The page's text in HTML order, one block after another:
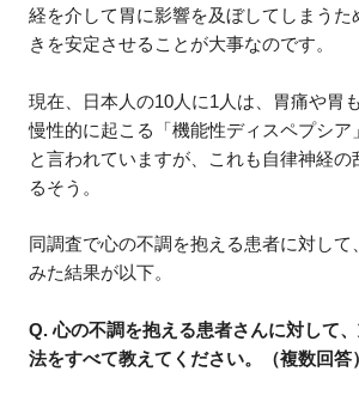
経を介して胃に影響を及ぼしてしまうた
きを安定させることが大事なのです。
現在、日本人の10人に1人は、胃痛や胃
慢性的に起こる「機能性ディスペプシア
と言われていますが、これも自律神経の
るそう。
同調査で心の不調を抱える患者に対して
みた結果が以下。
Q. 心の不調を抱える患者さんに対して
法をすべて教えてください。（複数回答）